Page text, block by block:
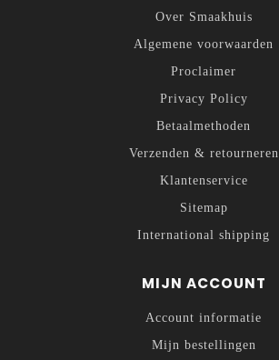
Over Smaakhuis
Algemene voorwaarden
Proclaimer
Privacy Policy
Betaalmethoden
Verzenden & retourneren
Klantenservice
Sitemap
International shipping
MIJN ACCOUNT
Account informatie
Mijn bestellingen